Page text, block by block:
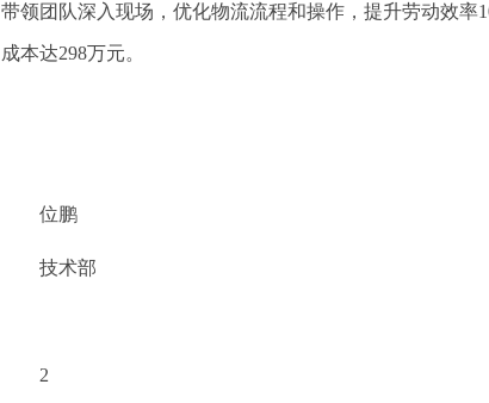
带领团队深入现场，优化物流流程和操作，提升劳动效率
成本达298万元。
位鹏
技术部
2